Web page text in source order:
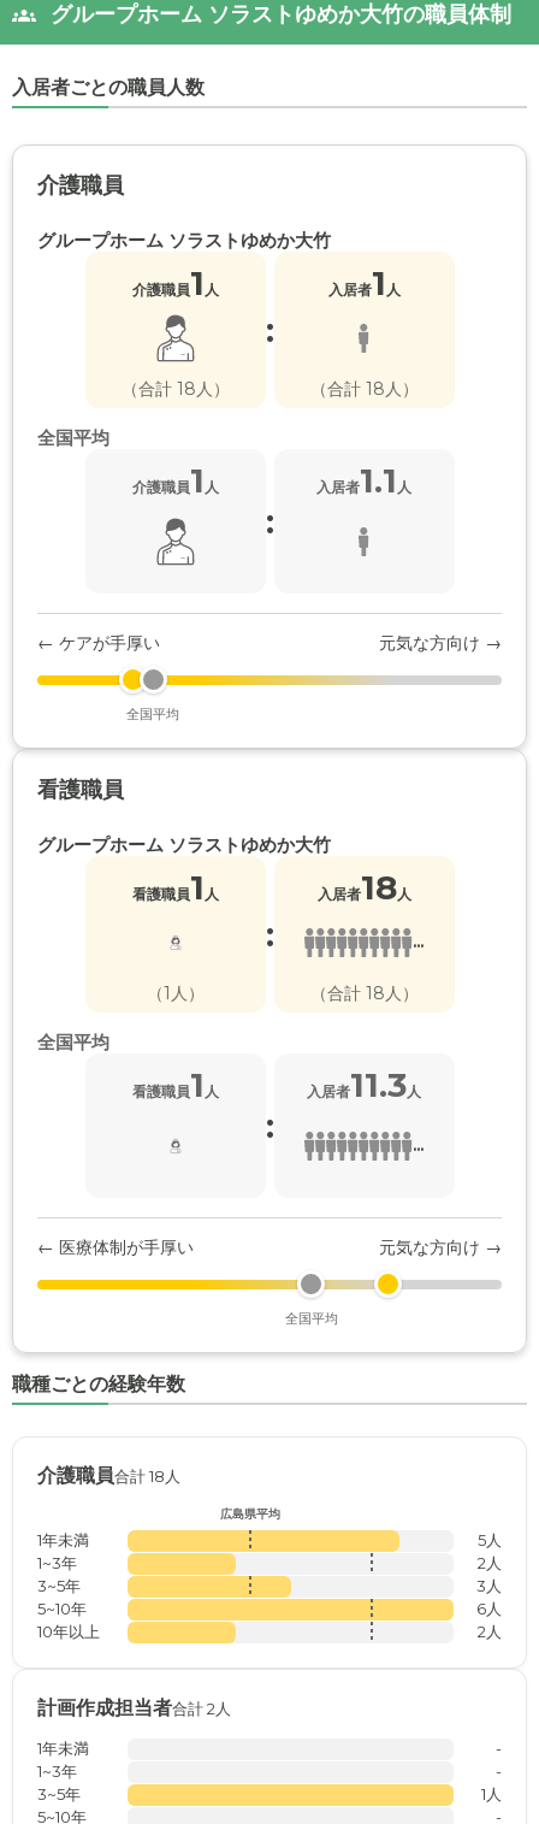
グループホーム ソラストゆめか大竹の職員体制
入居者ごとの職員人数
介護職員
グループホーム ソラストゆめか大竹
介護職員1 人
（合計 18人）
:
入居者1 人
（合計 18人）
全国平均
介護職員1 人
:
入居者1.1 人
← ケアが手厚い 元気な方向け →
全国平均
看護職員
グループホーム ソラストゆめか大竹
看護職員1 人
（1人）
:
入居者18人
...
（合計 18人）
全国平均
看護職員1 人
:
入居者11.3人
...
← 医療体制が手厚い 元気な方向け →
全国平均
職種ごとの経験年数
介護職員合計 18人
広島県平均
1年未満
5人
1~3年
2人
3~5年
3人
5~10年
6人
10年以上
2人
計画作成担当者合計 2人
1年未満
-
1~3年
-
3~5年
1人
5~10年
-